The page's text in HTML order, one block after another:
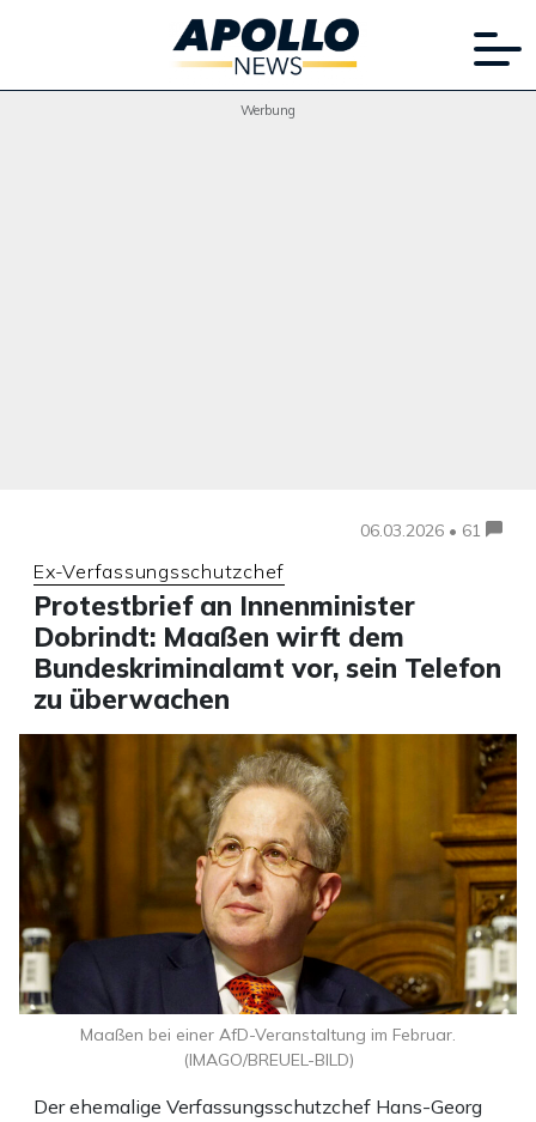
Werbung
06.03.2026 • 61
Ex-Verfassungsschutzchef
Protestbrief an Innenminister
Dobrindt: Maaßen wirft dem
Bundeskriminalamt vor, sein Telefon
zu überwachen
Der ehemalige Verfassungsschutzchef Hans-Georg
Maaßen bei einer AfD-Veranstaltung im Februar.
(IMAGO/BREUEL-BILD)